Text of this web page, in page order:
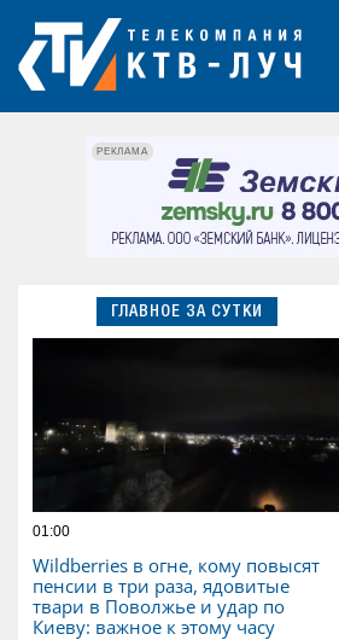
РЕКЛАМА
ГЛАВНОЕ ЗА СУТКИ
01:00
Wildberries в огне, кому повысят
пенсии в три раза, ядовитые
твари в Поволжье и удар по
Киеву: важное к этому часу